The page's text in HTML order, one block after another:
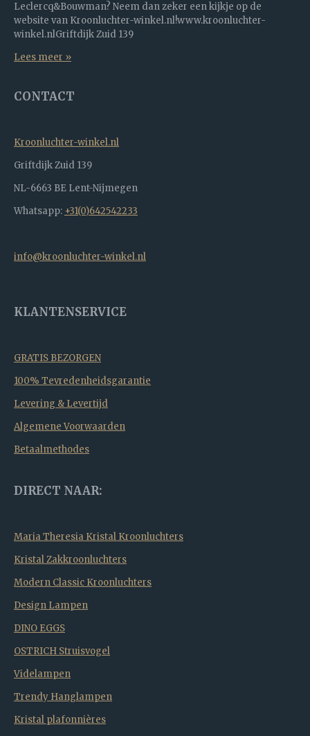
Leclercq&Bouwman? Neem dan zeker een kijkje op de
website van Kroonluchter-winkel.nl!www.kroonluchter-
winkel.nlGriftdijk Zuid 139
Lees meer »
CONTACT
Kroonluchter-winkel.nl
Griftdijk Zuid 139
NL-6663 BE Lent-Nijmegen
Whatsapp: +31(0)642542233
info@kroonluchter-winkel.nl
KLANTENSERVICE
GRATIS BEZORGEN
100% Tevredenheidsgarantie
Levering & Levertijd
Algemene Voorwaarden
Betaalmethodes
DIRECT NAAR:
Maria Theresia Kristal Kroonluchters
Kristal Zakkroonluchters
Modern Classic Kroonluchters
Design Lampen
DINO EGGS
OSTRICH Struisvogel
Videlampen
Trendy Hanglampen
Kristal plafonnières